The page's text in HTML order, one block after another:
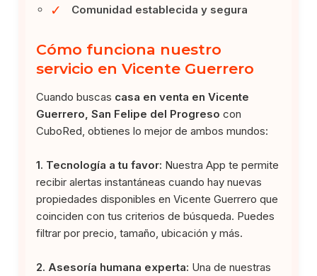
✓ Comunidad establecida y segura
Cómo funciona nuestro
servicio en Vicente Guerrero
Cuando buscas casa en venta en Vicente
Guerrero, San Felipe del Progreso con
CuboRed, obtienes lo mejor de ambos mundos:
1. Tecnología a tu favor: Nuestra App te permite
recibir alertas instantáneas cuando hay nuevas
propiedades disponibles en Vicente Guerrero que
coinciden con tus criterios de búsqueda. Puedes
filtrar por precio, tamaño, ubicación y más.
2. Asesoría humana experta: Una de nuestras